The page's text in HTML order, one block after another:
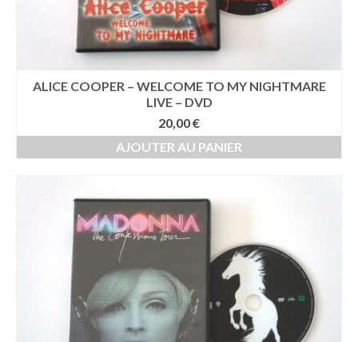
ALICE COOPER – WELCOME TO MY NIGHTMARE
LIVE – DVD
20,00€
AJOUTER AU PANIER